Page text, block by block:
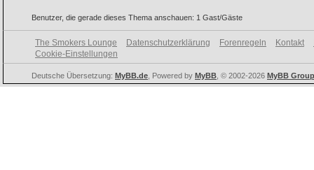
Benutzer, die gerade dieses Thema anschauen: 1 Gast/Gäste
The Smokers Lounge Datenschutzerklärung Forenregeln Kontakt
Cookie-Einstellungen
Deutsche Übersetzung: MyBB.de , Powered by MyBB , © 2002-2026 MyBB Group